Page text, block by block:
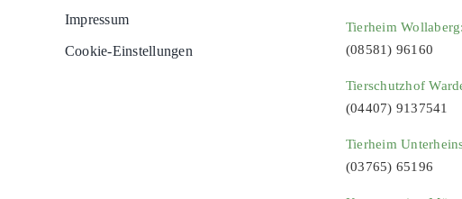
Impressum
Cookie-Einstellungen
Tierheim Wollaberg:
(08581) 96160
Tierschutzhof
(04407) 9137541
Tierheim
(03765) 65196